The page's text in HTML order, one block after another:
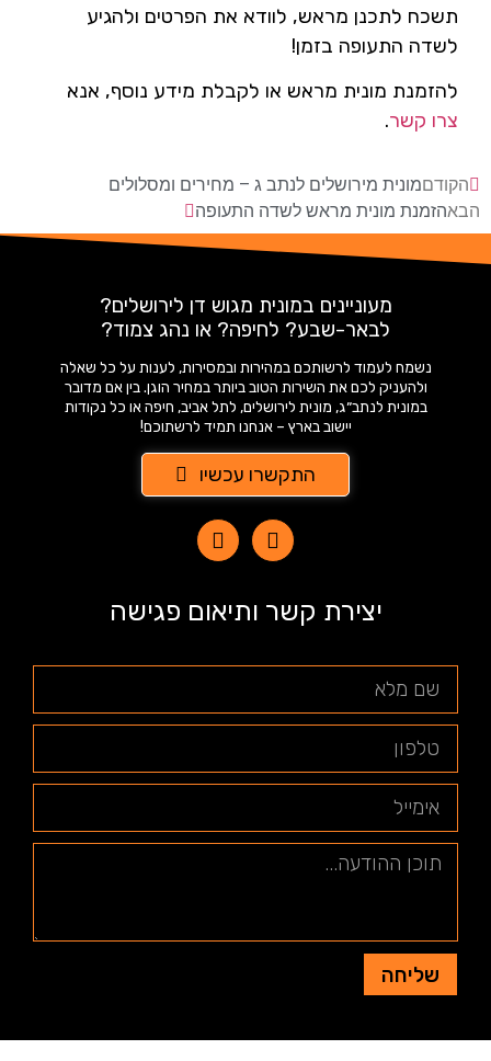
תשכח לתכנן מראש, לוודא את הפרטים ולהגיע
לשדה התעופה בזמן!
להזמנת מונית מראש או לקבלת מידע נוסף, אנא
צרו קשר.
הקודםמונית מירושלים לנתב ג – מחירים ומסלולים
הבאהזמנת מונית מראש לשדה התעופה
מעוניינים במונית מגוש דן לירושלים?
לבאר-שבע? לחיפה? או נהג צמוד?
נשמח לעמוד לרשותכם במהירות ובמסירות, לענות על כל שאלה
ולהעניק לכם את השירות הטוב ביותר במחיר הוגן. בין אם מדובר
במונית לנתב״ג, מונית לירושלים, לתל אביב, חיפה או כל נקודות
יישוב בארץ – אנחנו תמיד לרשתוכם!
התקשרו עכשיו
יצירת קשר ותיאום פגישה
שליחה